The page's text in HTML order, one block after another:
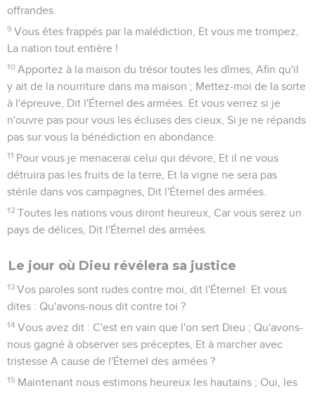
offrandes.
9 Vous êtes frappés par la malédiction, Et vous me trompez,
La nation tout entière !
10 Apportez à la maison du trésor toutes les dîmes, Afin qu'il
y ait de la nourriture dans ma maison ; Mettez-moi de la sorte
à l'épreuve, Dit l'Éternel des armées. Et vous verrez si je
n'ouvre pas pour vous les écluses des cieux, Si je ne répands
pas sur vous la bénédiction en abondance.
11 Pour vous je menacerai celui qui dévore, Et il ne vous
détruira pas les fruits de la terre, Et la vigne ne sera pas
stérile dans vos campagnes, Dit l'Éternel des armées.
12 Toutes les nations vous diront heureux, Car vous serez un
pays de délices, Dit l'Éternel des armées.
Le jour où Dieu révélera sa justice
13 Vos paroles sont rudes contre moi, dit l'Éternel. Et vous
dites : Qu'avons-nous dit contre toi ?
14 Vous avez dit : C'est en vain que l'on sert Dieu ; Qu'avons-
nous gagné à observer ses préceptes, Et à marcher avec
tristesse A cause de l'Éternel des armées ?
15 Maintenant nous estimons heureux les hautains ; Oui, les